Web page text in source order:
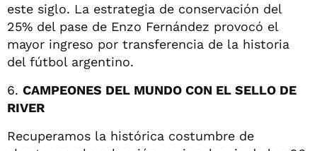
este siglo. La estrategia de conservación del
25% del pase de Enzo Fernández provocó el
mayor ingreso por transferencia de la historia
del fútbol argentino.
6. CAMPEONES DEL MUNDO CON EL SELLO DE
RIVER
Recuperamos la histórica costumbre de